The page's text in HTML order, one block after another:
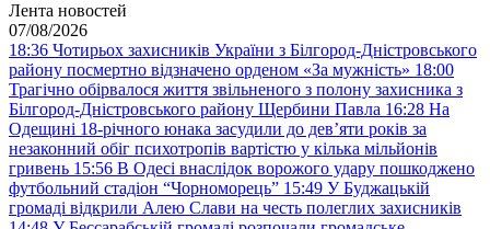
Лента новостей
07/08/2026
18:36 Чотирьох захисників України з Білгород-Дністровського
району посмертно відзначено орденом «За мужність» 18:00
Трагічно обірвалося життя звільненого з полону захисника з
Білгород-Дністровського району Щербини Павла 16:28 На
Одещині 18-річного юнака засудили до дев’яти років за
незаконний обіг психотропів вартістю у кілька мільйонів
гривень 15:56 В Одесі внаслідок ворожого удару пошкоджено
футбольний стадіон “Чорноморець” 15:49 У Буджацькій
громаді відкрили Алею Слави на честь полеглих захисників